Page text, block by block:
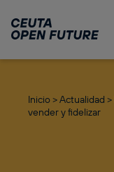
contenido
principal
Inicio >Actualidad >
vender y fidelizar